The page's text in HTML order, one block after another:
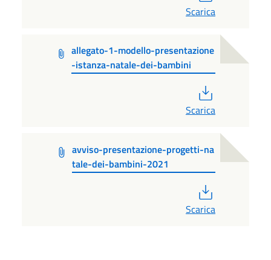
Scarica
allegato-1-modello-presentazione
-istanza-natale-dei-bambini
Scarica
avviso-presentazione-progetti-na
tale-dei-bambini-2021
Scarica